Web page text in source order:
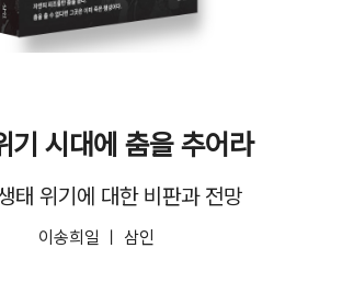
기 시대에 춤을 추어라
태 위기에 대한 비판과 전망
이송희일 ㅣ 삼인